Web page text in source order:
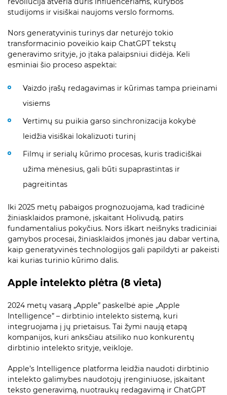
studijoms ir visiškai naujoms verslo formoms.
Nors generatyvinis turinys dar neturėjo tokio
transformacinio poveikio kaip ChatGPT tekstų
generavimo srityje, jo įtaka palaipsniui didėja. Keli
esminiai šio proceso aspektai:
Vaizdo įrašų redagavimas ir kūrimas tampa prieinami
visiems
Vertimų su puikia garso sinchronizacija kokybė
leidžia visiškai lokalizuoti turinį
Filmų ir serialų kūrimo procesas, kuris tradiciškai
užima mėnesius, gali būti supaprastintas ir
pagreitintas
Iki 2025 metų pabaigos prognozuojama, kad tradicinė
žiniasklaidos pramonė, įskaitant Holivudą, patirs
fundamentalius pokyčius. Nors iškart neišnyks tradiciniai
gamybos procesai, žiniasklaidos įmonės jau dabar vertina,
kaip generatyvinės technologijos gali papildyti ar pakeisti
kai kurias turinio kūrimo dalis.
Apple intelekto plėtra (8 vieta)
2024 metų vasarą „Apple” paskelbė apie „Apple
Intelligence” – dirbtinio intelekto sistemą, kuri
integruojama į jų prietaisus. Tai žymi naują etapą
kompanijos, kuri anksčiau atsiliko nuo konkurentų
dirbtinio intelekto srityje, veikloje.
Apple’s Intelligence platforma leidžia naudoti dirbtinio
intelekto galimybes naudotojų įrenginiuose, įskaitant
teksto generavimą, nuotraukų redagavimą ir ChatGPT